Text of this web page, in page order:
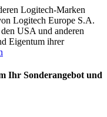
Logitech-Marken
Logitech Europe S.A.
USA und anderen
Eigentum ihrer
Ihr Sonderangebot und